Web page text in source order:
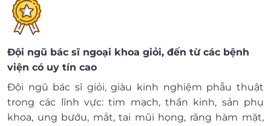
Đội ngũ bác sĩ ngoại khoa giỏi, đến từ các bệnh
viện có uy tín cao
Đội ngũ bác sĩ giỏi, giàu kinh nghiệm phẫu thuật
trong các lĩnh vực: tim mạch, thần kinh, sản phụ
khoa, ung bướu, mắt, tai mũi họng, răng hàm mặt,